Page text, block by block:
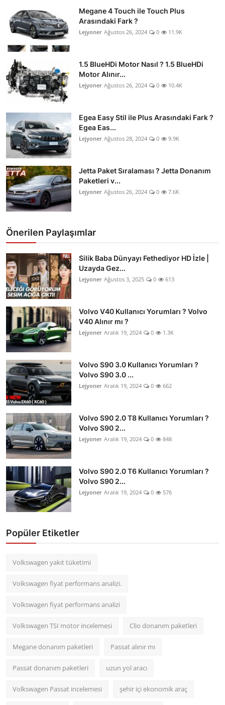
Megane 4 Touch ile Touch Plus
Arasındaki Fark ?
Lejyoner Ağustos 26, 2024 0 11.9K
1.5 BlueHDi Motor Nasıl ? 1.5 BlueHDi
Motor Alınır...
Lejyoner Ağustos 26, 2024 0 10.4K
Egea Easy Stil ile Plus Arasındaki Fark ?
Egea Eas...
Lejyoner Ağustos 28, 2024 0 9.9K
Jetta Paket Sıralaması ? Jetta Donanım
Paketleri v...
Lejyoner Ağustos 26, 2024 0 7.6K
Önerilen Paylaşımlar
Silik Baba Dünyayı Fethediyor HD İzle |
Uzayda Gez...
Lejyoner Ağustos 3, 2025 0 613
Volvo V40 Kullanıcı Yorumları ? Volvo
V40 Alınır mı ?
Lejyoner Aralık 19, 2024 0 1.3K
Volvo S90 3.0 Kullanıcı Yorumları ?
Volvo S90 3.0 ...
Lejyoner Aralık 19, 2024 0 662
Volvo S90 2.0 T8 Kullanıcı Yorumları ?
Volvo S90 2...
Lejyoner Aralık 19, 2024 0 848
Volvo S90 2.0 T6 Kullanıcı Yorumları ?
Volvo S90 2...
Lejyoner Aralık 19, 2024 0 576
Popüler Etiketler
Volkswagen yakıt tüketimi
Volkswagen fiyat performans analizi.
Volkswagen fiyat performans analizi
Volkswagen TSI motor incelemesi Clio donanım paketleri
Megane donanım paketleri Passat alınır mı
Passat donanım paketleri uzun yol aracı
Volkswagen Passat incelemesi şehir içi ekonomik araç